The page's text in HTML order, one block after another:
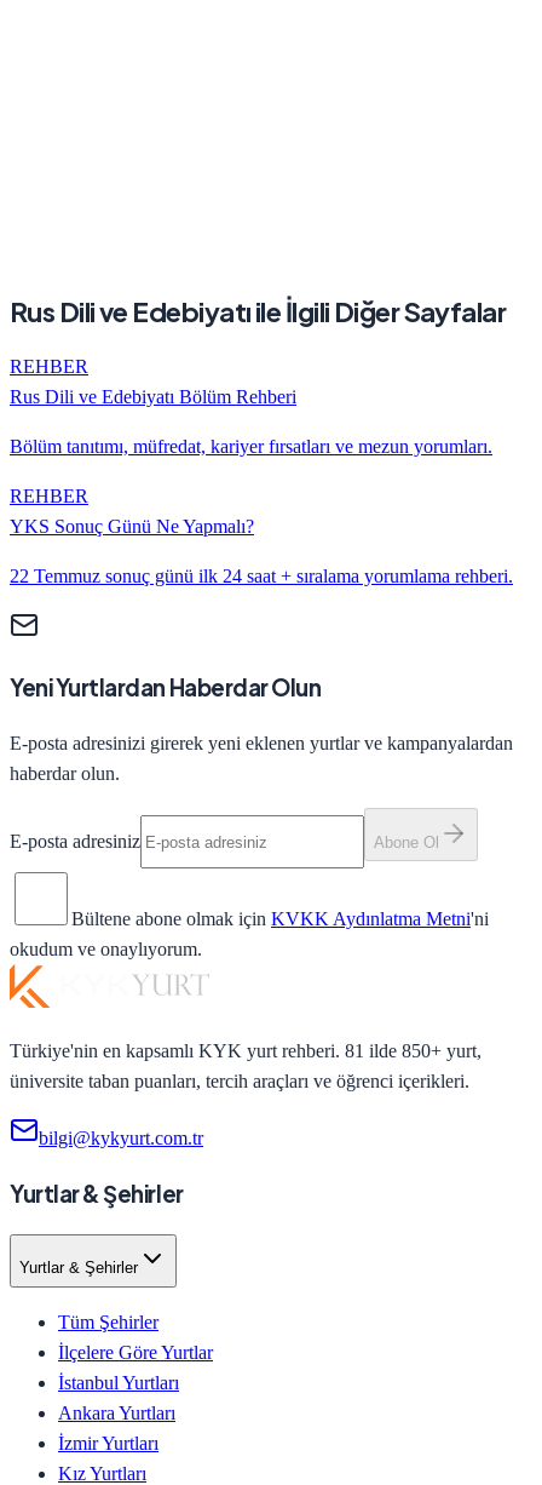
Rus Dili ve Edebiyatıile İlgili Diğer Sayfalar
REHBER
Rus Dili ve Edebiyatı Bölüm Rehberi
Bölüm tanıtımı, müfredat, kariyer fırsatları ve mezun yorumları.
REHBER
YKS Sonuç Günü Ne Yapmalı?
22 Temmuz sonuç günü ilk 24 saat + sıralama yorumlama rehberi.
Yeni Yurtlardan Haberdar Olun
E-posta adresinizi girerek yeni eklenen yurtlar ve kampanyalardan
haberdar olun.
E-posta adresiniz Abone Ol
Bültene abone olmak için KVKK Aydınlatma Metni'ni
okudum ve onaylıyorum.
Türkiye'nin en kapsamlı KYK yurt rehberi. 81 ilde 850+ yurt,
üniversite taban puanları, tercih araçları ve öğrenci içerikleri.
bilgi@kykyurt.com.tr
Yurtlar & Şehirler
Yurtlar & Şehirler
Tüm Şehirler
İlçelere Göre Yurtlar
İstanbul Yurtları
Ankara Yurtları
İzmir Yurtları
Kız Yurtları